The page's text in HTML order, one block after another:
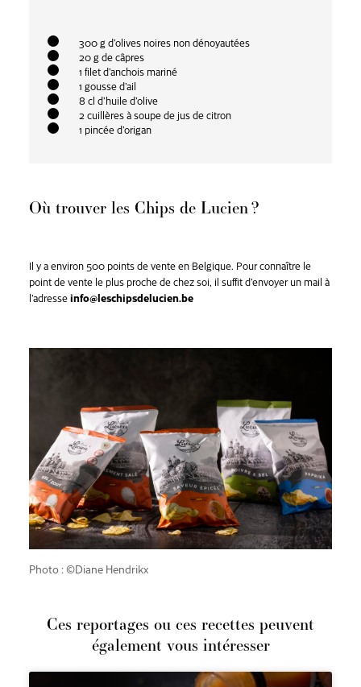
300 g d’olives noires non dénoyautées
20 g de câpres
1 filet d’anchois mariné
1 gousse d’ail
8 cl d’huile d’olive
2 cuillères à soupe de jus de citron
1 pincée d’origan
Où trouver les Chips de Lucien ?
Il y a environ 500 points de vente en Belgique. Pour connaître le
point de vente le plus proche de chez soi, il suffit d’envoyer un mail à
l’adresseinfo@leschipsdelucien.be
Photo : ©Diane Hendrikx
Ces reportages ou ces recettes peuvent
également vous intéresser